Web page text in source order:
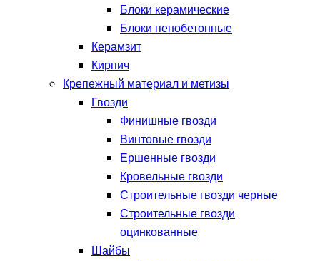
Блоки керамические
Блоки пенобетонные
Керамзит
Кирпич
Крепежный материал и метизы
Гвозди
Финишные гвозди
Винтовые гвозди
Ершенные гвозди
Кровельные гвозди
Строительные гвозди черные
Строительные гвозди
оцинкованные
Шайбы